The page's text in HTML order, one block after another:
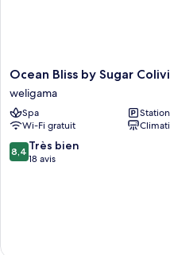
Ocean
Bliss
by
Sugar
Coliving
weligama
Ocean Bliss by Sugar
weligama
Spa
Wi-Fi gratuit
8.4
sur
8,4 Très bien
18 avis